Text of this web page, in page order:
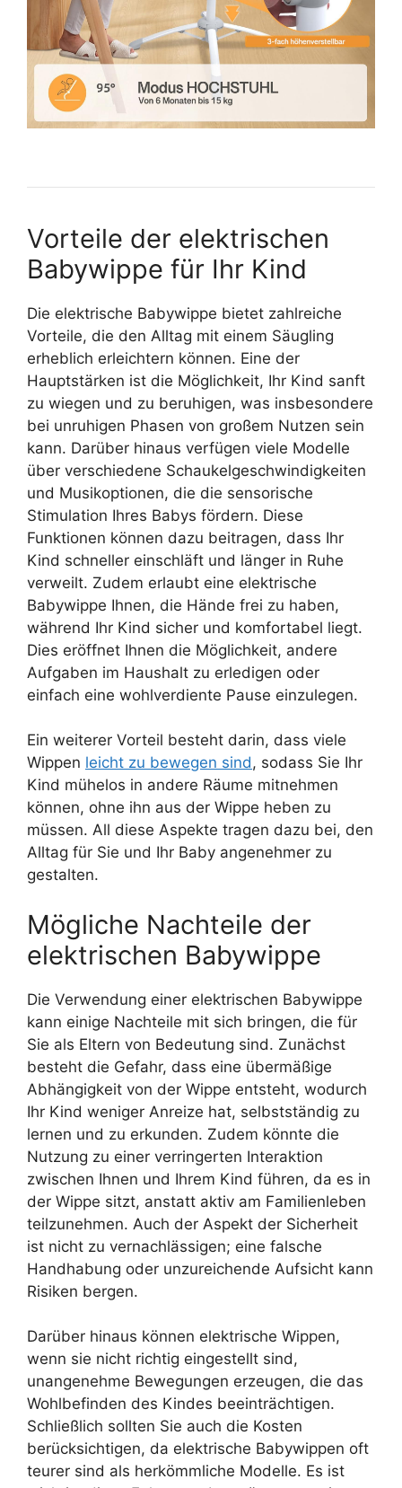
Vorteile der elektrischen
Babywippe für Ihr Kind
Die elektrische Babywippe bietet zahlreiche
Vorteile, die den Alltag mit einem Säugling
erheblich erleichtern können. Eine der
Hauptstärken ist die Möglichkeit, Ihr Kind sanft
zu wiegen und zu beruhigen, was insbesondere
bei unruhigen Phasen von großem Nutzen sein
kann. Darüber hinaus verfügen viele Modelle
über verschiedene Schaukelgeschwindigkeiten
und Musikoptionen, die die sensorische
Stimulation Ihres Babys fördern. Diese
Funktionen können dazu beitragen, dass Ihr
Kind schneller einschläft und länger in Ruhe
verweilt. Zudem erlaubt eine elektrische
Babywippe Ihnen, die Hände frei zu haben,
während Ihr Kind sicher und komfortabel liegt.
Dies eröffnet Ihnen die Möglichkeit, andere
Aufgaben im Haushalt zu erledigen oder
einfach eine wohlverdiente Pause einzulegen.
Ein weiterer Vorteil besteht darin, dass viele
Wippen leicht zu bewegen sind, sodass Sie Ihr
Kind mühelos in andere Räume mitnehmen
können, ohne ihn aus der Wippe heben zu
müssen. All diese Aspekte tragen dazu bei, den
Alltag für Sie und Ihr Baby angenehmer zu
gestalten.
Mögliche Nachteile der
elektrischen Babywippe
Die Verwendung einer elektrischen Babywippe
kann einige Nachteile mit sich bringen, die für
Sie als Eltern von Bedeutung sind. Zunächst
besteht die Gefahr, dass eine übermäßige
Abhängigkeit von der Wippe entsteht, wodurch
Ihr Kind weniger Anreize hat, selbstständig zu
lernen und zu erkunden. Zudem könnte die
Nutzung zu einer verringerten Interaktion
zwischen Ihnen und Ihrem Kind führen, da es in
der Wippe sitzt, anstatt aktiv am Familienleben
teilzunehmen. Auch der Aspekt der Sicherheit
ist nicht zu vernachlässigen; eine falsche
Handhabung oder unzureichende Aufsicht kann
Risiken bergen.
Darüber hinaus können elektrische Wippen,
wenn sie nicht richtig eingestellt sind,
unangenehme Bewegungen erzeugen, die das
Wohlbefinden des Kindes beeinträchtigen.
Schließlich sollten Sie auch die Kosten
berücksichtigen, da elektrische Babywippen oft
teurer sind als herkömmliche Modelle. Es ist